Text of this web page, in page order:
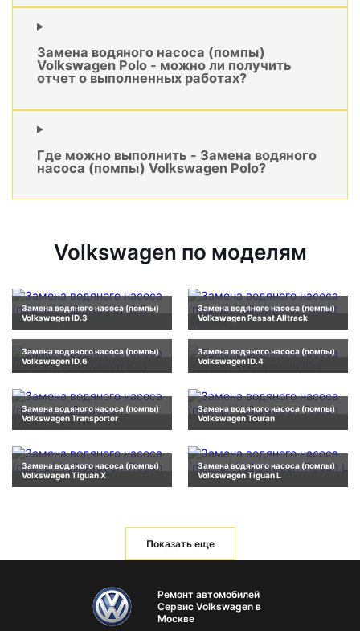
Замена водяного насоса (помпы)
Volkswagen Polo - можно ли получить
отчет о выполненных работах?
Где можно выполнить - Замена водяного
насоса (помпы) Volkswagen Polo?
Volkswagen по моделям
Замена водяного насоса (помпы)
Volkswagen ID.3
Замена водяного насоса (помпы)
Volkswagen Passat Alltrack
Замена водяного насоса (помпы)
Volkswagen ID.6
Замена водяного насоса (помпы)
Volkswagen ID.4
Замена водяного насоса (помпы)
Volkswagen Transporter
Замена водяного насоса (помпы)
Volkswagen Touran
Замена водяного насоса (помпы)
Volkswagen Tiguan X
Замена водяного насоса (помпы)
Volkswagen Tiguan L
Показать еще
Ремонт автомобилей
Сервис Volkswagen в
Москве